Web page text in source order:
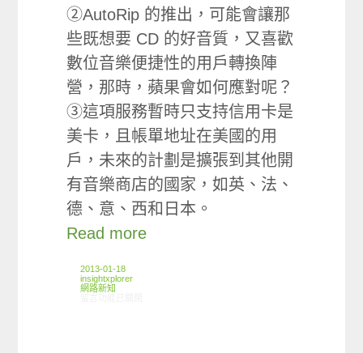
②AutoRip 的推出，可能會讓那
些既想要 CD 的好音質，又喜歡
數位音樂便捷性的用戶轉換陣
營，那時，蘋果會如何應對呢？
③這項服務暫時只支持信用卡是
美卡，且帳單地址在美國的用
戶，未來的計劃是擴張到其他開
有音樂商店的國家，如英、法、
德、意、西和日本。
Read more
2013-01-18
insightxplorer
網路新知